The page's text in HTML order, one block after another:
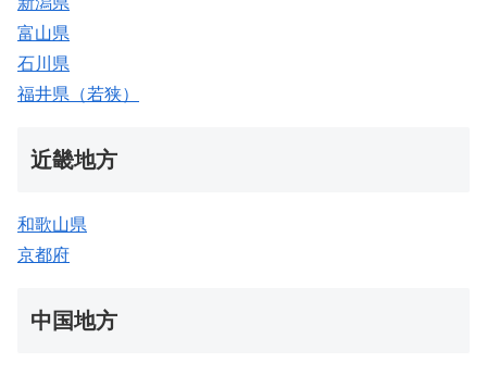
富山県
石川県
福井県（若狭）
近畿地方
和歌山県
京都府
中国地方